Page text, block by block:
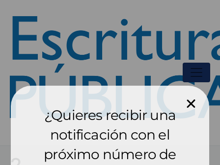
¿Quieres recibir una
notificación con el
próximo número de